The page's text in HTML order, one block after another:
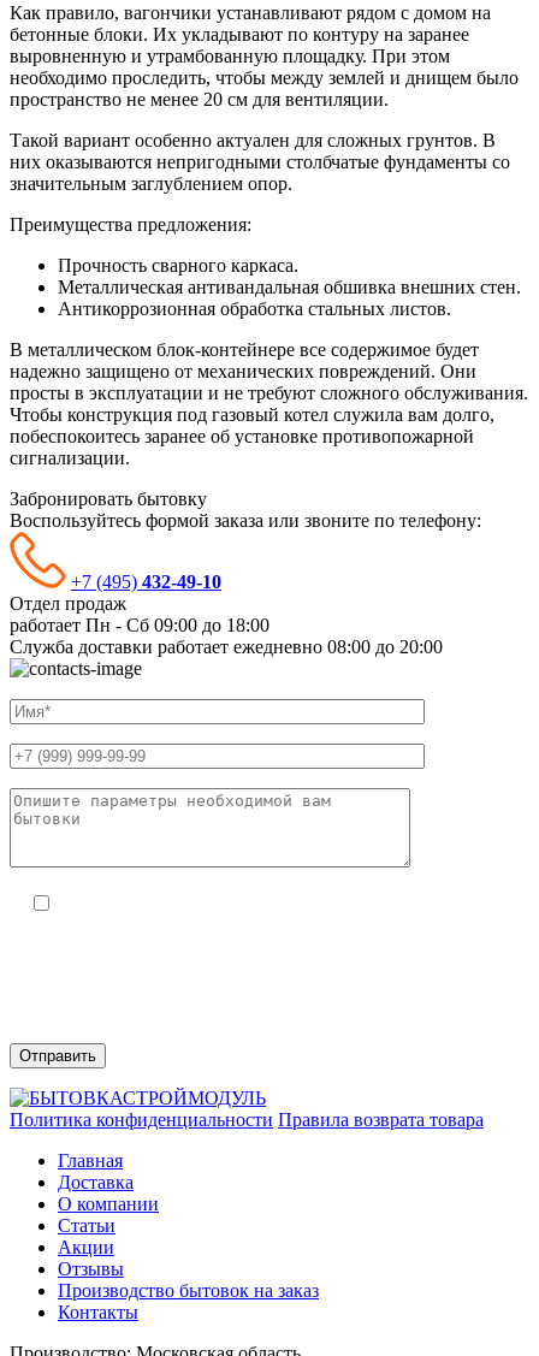
Как правило, вагончики устанавливают рядом с домом на
бетонные блоки. Их укладывают по контуру на заранее
выровненную и утрамбованную площадку. При этом
необходимо проследить, чтобы между землей и днищем было
пространство не менее 20 см для вентиляции.
Такой вариант особенно актуален для сложных грунтов. В
них оказываются непригодными столбчатые фундаменты со
значительным заглублением опор.
Преимущества предложения:
Прочность сварного каркаса.
Металлическая антивандальная обшивка внешних стен.
Антикоррозионная обработка стальных листов.
В металлическом блок-контейнере все содержимое будет
надежно защищено от механических повреждений. Они
просты в эксплуатации и не требуют сложного обслуживания.
Чтобы конструкция под газовый котел служила вам долго,
побеспокоитесь заранее об установке противопожарной
сигнализации.
Забронировать бытовку
Воспользуйтесь формой заказа или звоните по телефону:
+7 (495) 432-49-10
Отдел продаж
работает Пн - Сб 09:00 до 18:00
Служба доставки работает ежедневно 08:00 до 20:00
Политика конфиденциальности Правила возврата товара
Главная
Доставка
О компании
Статьи
Акции
Отзывы
Производство бытовок на заказ
Контакты